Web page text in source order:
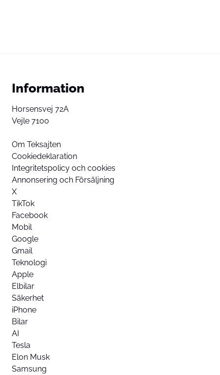
Information
Horsensvej 72A
Vejle 7100
Om Teksajten
Cookiedeklaration
Integritetspolicy och cookies
Annonsering och Försäljning
X
TikTok
Facebook
Mobil
Google
Gmail
Teknologi
Apple
Elbilar
Säkerhet
iPhone
Bilar
AI
Tesla
Elon Musk
Samsung